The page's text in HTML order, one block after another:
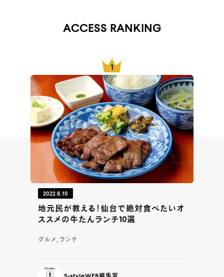
ACCESS RANKING
2022.6.10
地元民が教える！仙台で絶対食べたいオ
ススメの牛たんランチ10選
グルメ, ランチ